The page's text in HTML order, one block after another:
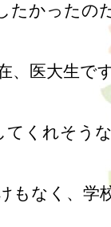
たかったの
、医大生で
くれそう
もなく、学